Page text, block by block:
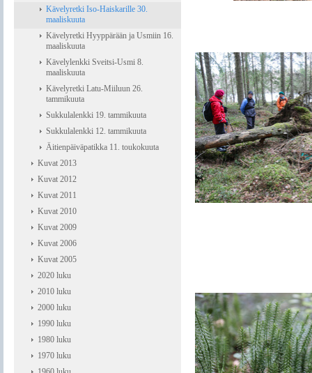
Kävelyretki Iso-Haiskarille 30.
maaliskuuta
Kävelyretki Hyyppärään ja Usmiin 16.
maaliskuuta
Kävelylenkki Sveitsi-Usmi 8.
maaliskuuta
Kävelyretki Latu-Miiluun 26.
tammikuuta
Sukkulalenkki 19. tammikuuta
Sukkulalenkki 12. tammikuuta
Äitienpäiväpatikka 11. toukokuuta
Kuvat 2013
Kuvat 2012
Kuvat 2011
Kuvat 2010
Kuvat 2009
Kuvat 2006
Kuvat 2005
2020 luku
2010 luku
2000 luku
1990 luku
1980 luku
1970 luku